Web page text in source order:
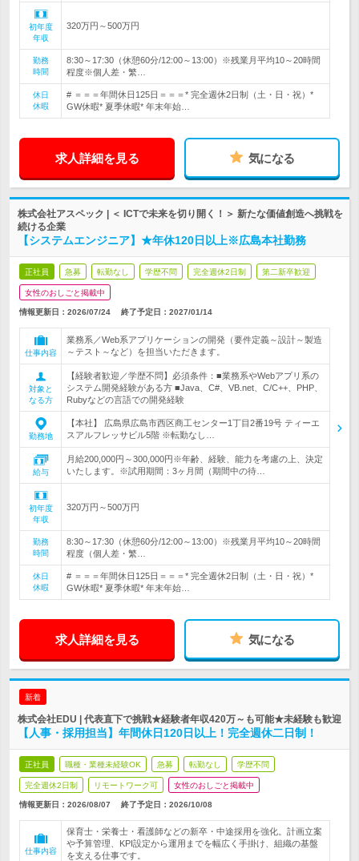
初年度
年収
320万円～500万円
勤務
時間
8:30～17:30（休憩60分/12:00～13:00）※残業月平均10～20時間
程度※個人差・繁…
休日
休暇
# ＝＝＝年間休日125日＝＝＝* 完全週休2日制（土・日・祝）*
GW休暇* 夏季休暇* 年末年始…
求人詳細を見る 気になる
株式会社アスペック | ＜ ICTで未来を切り開く！＞ 新たな価値創造へ挑戦を
続ける企業
【システムエンジニア】★年休120日以上※広島本社勤務
正社員 急募 転勤なし 学歴不問 完全週休2日制 第二新卒歓迎
女性のおしごと掲載中
情報更新日：2026/07/24 終了予定日： 2027/01/14
仕事内容
業務系／Web系アプリケーションの開発（要件定義～設計～製造
～テスト～など）を担当いただきます。
対象と
なる方
【経験者歓迎／学歴不問】必須条件：■業務系やWebアプリ系の
システム開発経験がある方 ■Java、C#、VB.net、C/C++、PHP、
Rubyなどの言語での開発経験
勤務地
【本社】 広島県広島市西区商工センター1丁目2番19号 ティーエ
スアルフレッサビル5階 ※転勤なし…
給与
月給200,000円～300,000円※年齢、経験、能力を考慮の上、決定
いたします。※試用期間：3ヶ月間（期間中の待…
初年度
年収
320万円～500万円
勤務
時間
8:30～17:30（休憩60分/12:00～13:00）※残業月平均10～20時間
程度（個人差・繁…
休日
休暇
# ＝＝＝年間休日125日＝＝＝* 完全週休2日制（土・日・祝）*
GW休暇* 夏季休暇* 年末年始…
求人詳細を見る 気になる
新着
株式会社EDU | 代表直下で挑戦★経験者年収420万～も可能★未経験も歓迎
【人事・採用担当】年間休日120日以上！完全週休二日制！
正社員 職種・業種未経験OK 急募 転勤なし 学歴不問
完全週休2日制 リモートワーク可 女性のおしごと掲載中
情報更新日：2026/08/07 終了予定日： 2026/10/08
仕事内容
保育士・栄養士・看護師などの新卒・中途採用を強化。計画立案
や予算管理、KPI設定から運用までを幅広く手掛け、組織の基盤
を支える仕事です。